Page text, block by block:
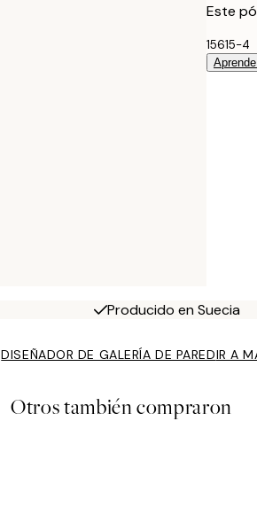
Este
15615-4
Producido en Suecia
DISEÑADOR DE GALERÍA DE PAREDIR A
Otros también compraron